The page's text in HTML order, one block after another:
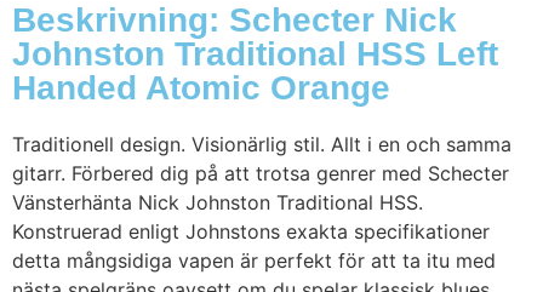
Beskrivning: Schecter Nick
Johnston Traditional HSS Left
Handed Atomic Orange
Traditionell design. Visionärlig stil. Allt i en och samma
gitarr. Förbered dig på att trotsa genrer med Schecter
Vänsterhänta Nick Johnston Traditional HSS.
Konstruerad enligt Johnstons exakta specifikationer
detta mångsidiga vapen är perfekt för att ta itu med